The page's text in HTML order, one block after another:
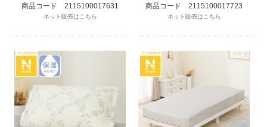
商品コード 2115100017631
ネット販売はこちら
商品コード 2115100017723
ネット販売はこちら